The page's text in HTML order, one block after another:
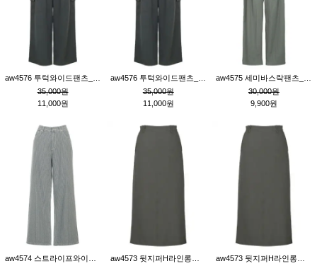
35,000원
11,000원
35,000원
11,000원
30,000원
9,900원